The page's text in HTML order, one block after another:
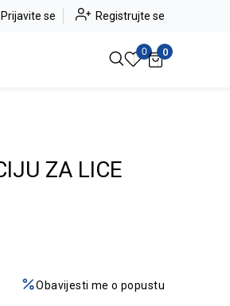
Alma Ras do -50% Pogledaj više
Prijavite se Registrujte se
0 0
ZA LICE
Obavijesti me o popustu